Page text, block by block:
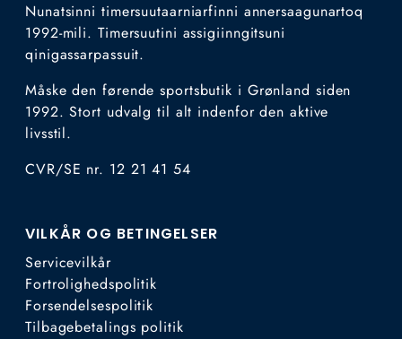
Nunatsinni timersuutaarniarfinni annersaagunartoq
1992-mili. Timersuutini assigiinngitsuni
qinigassarpassuit.
Måske den førende sportsbutik i Grønland siden
1992. Stort udvalg til alt indenfor den aktive
livsstil.
CVR/SE nr. 12 21 41 54
VILKÅR OG BETINGELSER
Servicevilkår
Fortrolighedspolitik
Forsendelsespolitik
Tilbagebetalings politik